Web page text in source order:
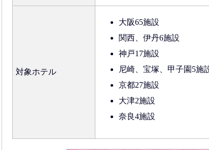
対象ホテル
大阪65施設
関西、伊丹6施設
神戸17施設
尼崎、宝塚、甲子園5施
京都27施設
大津2施設
奈良4施設